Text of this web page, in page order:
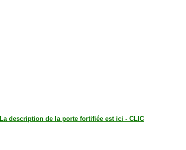
La description de la porte fortifiée est ici - CLIC